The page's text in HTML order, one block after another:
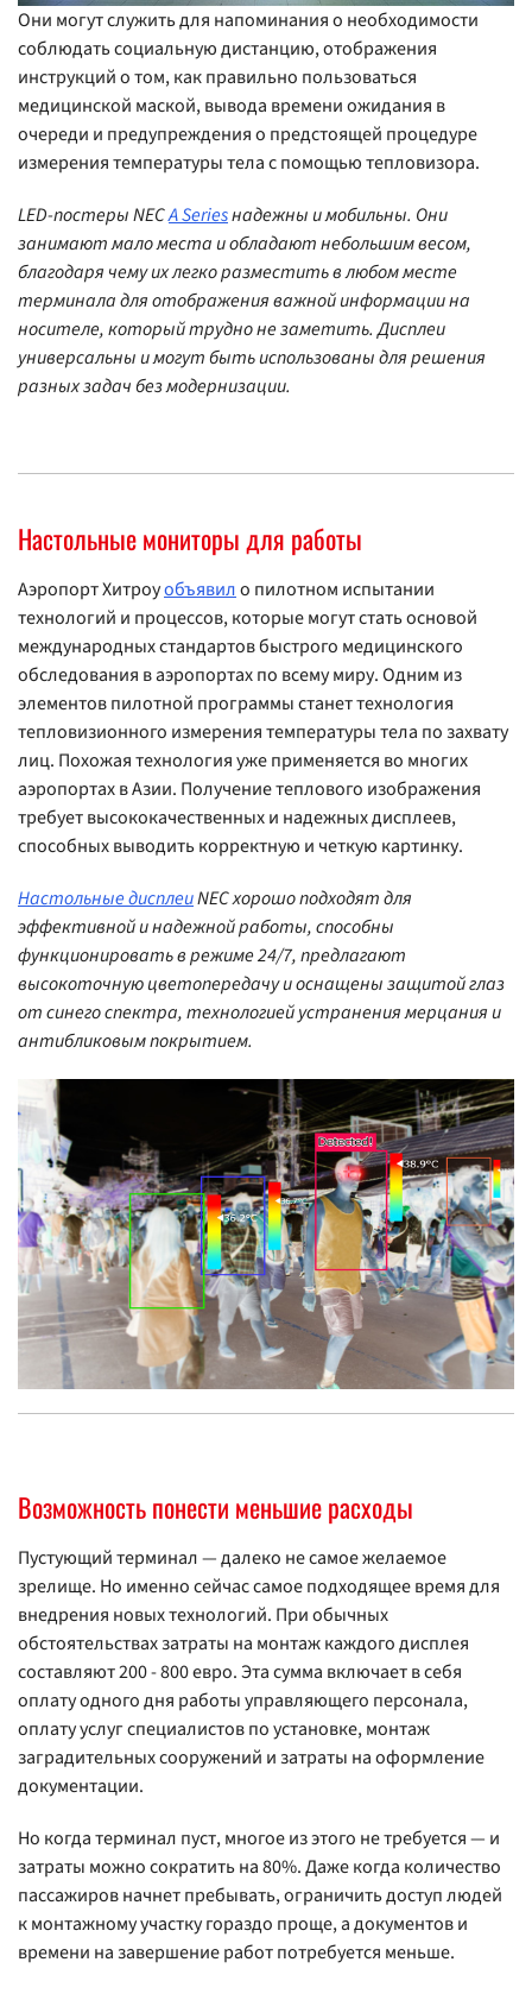
Они могут служить для напоминания о необходимости
соблюдать социальную дистанцию, отображения
инструкций о том, как правильно пользоваться
медицинской маской, вывода времени ожидания в
очереди и предупреждения о предстоящей процедуре
измерения температуры тела с помощью тепловизора.
LED-постеры NECA Seriesнадежны и мобильны. Они
занимают мало места и обладают небольшим весом,
благодаря чему их легко разместить в любом месте
терминала для отображения важной информации на
носителе, который трудно не заметить. Дисплеи
универсальны и могут быть использованы для решения
разных задач без модернизации.
Настольные мониторы для работы
Аэропорт Хитроуобъявило пилотном испытании
технологий и процессов, которые могут стать основой
международных стандартов быстрого медицинского
обследования в аэропортах по всему миру. Одним из
элементов пилотной программы станет технология
тепловизионного измерения температуры тела по захвату
лиц. Похожая технология уже применяется во многих
аэропортах в Азии. Получение теплового изображения
требует высококачественных и надежных дисплеев,
способных выводить корректную и четкую картинку.
Настольные дисплеиNEC хорошо подходят для
эффективной и надежной работы, способны
функционировать в режиме 24/7, предлагают
высокоточную цветопередачу и оснащены защитой глаз
от синего спектра, технологией устранения мерцания и
антибликовым покрытием.
Возможность понести меньшие расходы
Пустующий терминал — далеко не самое желаемое
зрелище. Но именно сейчас самое подходящее время для
внедрения новых технологий. При обычных
обстоятельствах затраты на монтаж каждого дисплея
составляют 200 - 800 евро. Эта сумма включает в себя
оплату одного дня работы управляющего персонала,
оплату услуг специалистов по установке, монтаж
заградительных сооружений и затраты на оформление
документации.
Но когда терминал пуст, многое из этого не требуется — и
затраты можно сократить на 80%. Даже когда количество
пассажиров начнет пребывать, ограничить доступ людей
к монтажному участку гораздо проще, а документов и
времени на завершение работ потребуется меньше.